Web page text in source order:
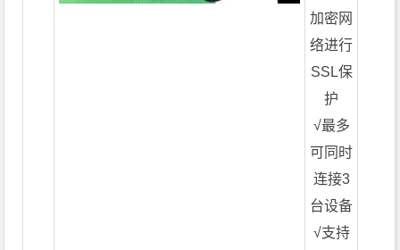
加密网
络进行
SSL保
护
√最多
可同时
连接3
台设备
√支持